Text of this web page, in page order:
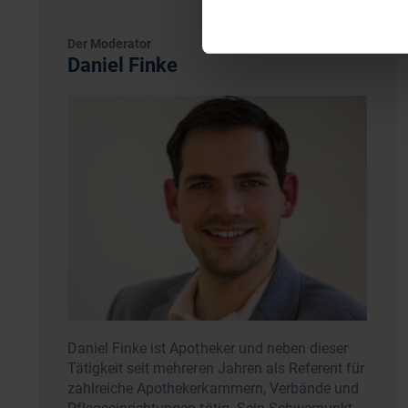
Der Moderator
Daniel Finke
Daniel Finke ist Apotheker und neben dieser
Tätigkeit seit mehreren Jahren als Referent für
zahlreiche Apothekerkammern, Verbände und